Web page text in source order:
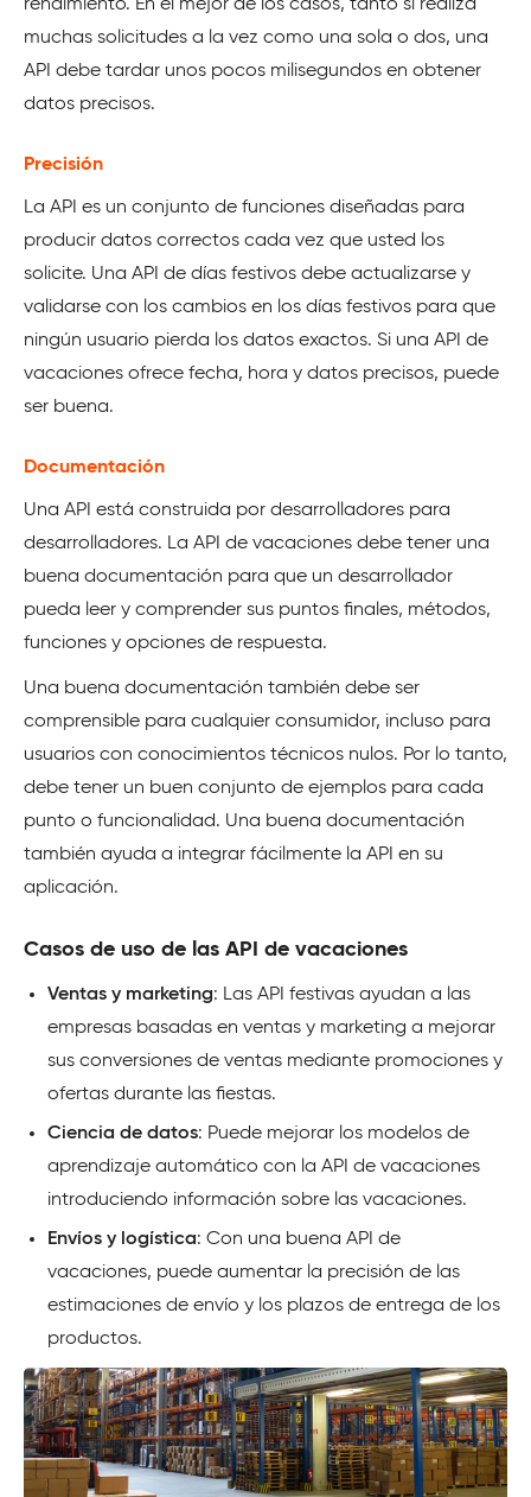
rendimiento. En el mejor de los casos, tanto si realiza
muchas solicitudes a la vez como una sola o dos, una
API debe tardar unos pocos milisegundos en obtener
datos precisos.
Precisión
La API es un conjunto de funciones diseñadas para
producir datos correctos cada vez que usted los
solicite. Una API de días festivos debe actualizarse y
validarse con los cambios en los días festivos para que
ningún usuario pierda los datos exactos. Si una API de
vacaciones ofrece fecha, hora y datos precisos, puede
ser buena.
Documentación
Una API está construida por desarrolladores para
desarrolladores. La API de vacaciones debe tener una
buena documentación para que un desarrollador
pueda leer y comprender sus puntos finales, métodos,
funciones y opciones de respuesta.
Una buena documentación también debe ser
comprensible para cualquier consumidor, incluso para
usuarios con conocimientos técnicos nulos. Por lo tanto,
debe tener un buen conjunto de ejemplos para cada
punto o funcionalidad. Una buena documentación
también ayuda a integrar fácilmente la API en su
aplicación.
Casos de uso de las API de vacaciones
Ventas y marketing: Las API festivas ayudan a las
empresas basadas en ventas y marketing a mejorar
sus conversiones de ventas mediante promociones y
ofertas durante las fiestas.
Ciencia de datos: Puede mejorar los modelos de
aprendizaje automático con la API de vacaciones
introduciendo información sobre las vacaciones.
Envíos y logística: Con una buena API de
vacaciones, puede aumentar la precisión de las
estimaciones de envío y los plazos de entrega de los
productos.